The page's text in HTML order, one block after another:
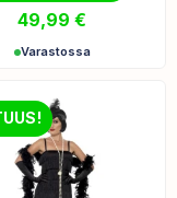
49,99 €
Varastossa